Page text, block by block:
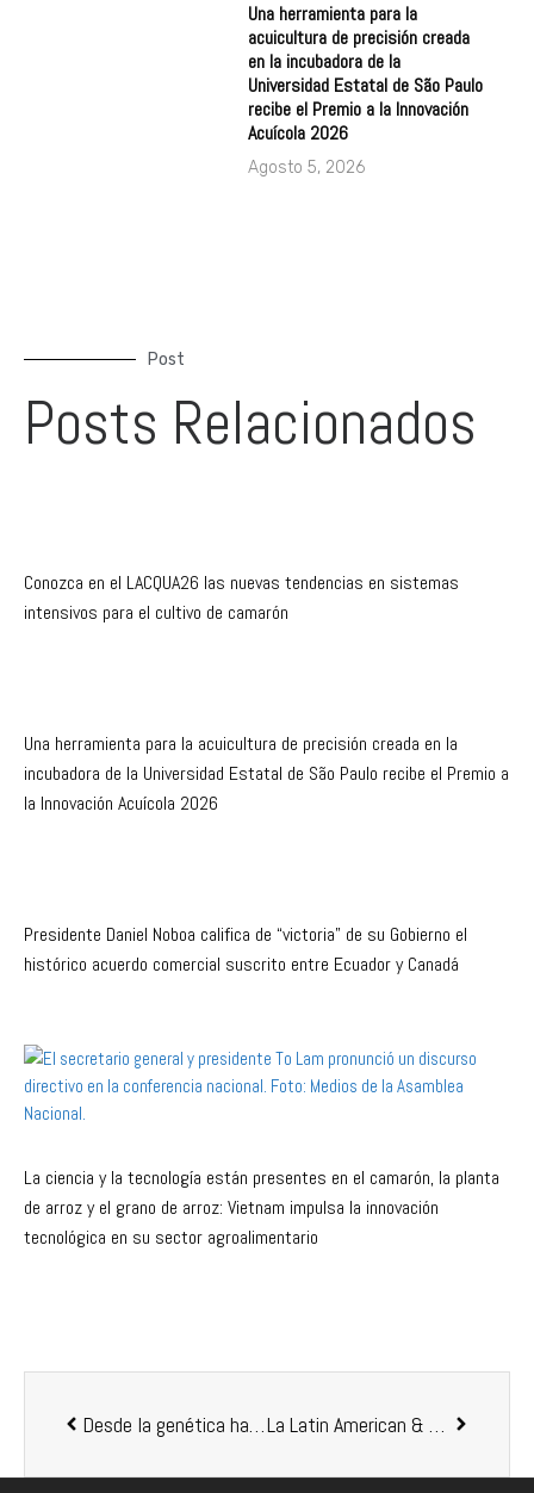
Una herramienta para la
acuicultura de precisión creada
en la incubadora de la
Universidad Estatal de São Paulo
recibe el Premio a la Innovación
Acuícola 2026
Agosto 5, 2026
Post
Posts Relacionados
Conozca en el LACQUA26 las nuevas tendencias en sistemas
intensivos para el cultivo de camarón
Una herramienta para la acuicultura de precisión creada en la
incubadora de la Universidad Estatal de São Paulo recibe el Premio a
la Innovación Acuícola 2026
Presidente Daniel Noboa califica de “victoria” de su Gobierno el
histórico acuerdo comercial suscrito entre Ecuador y Canadá
La ciencia y la tecnología están presentes en el camarón, la planta
de arroz y el grano de arroz: Vietnam impulsa la innovación
tecnológica en su sector agroalimentario
Desde la genética hasta el plato: todo lo que necesitas saber del camarón en un solo lugar La Latin American & Caribbean Aquaculture 2025 reunió esta semana en Puerto Varas a más de 800 expertos de 33 países